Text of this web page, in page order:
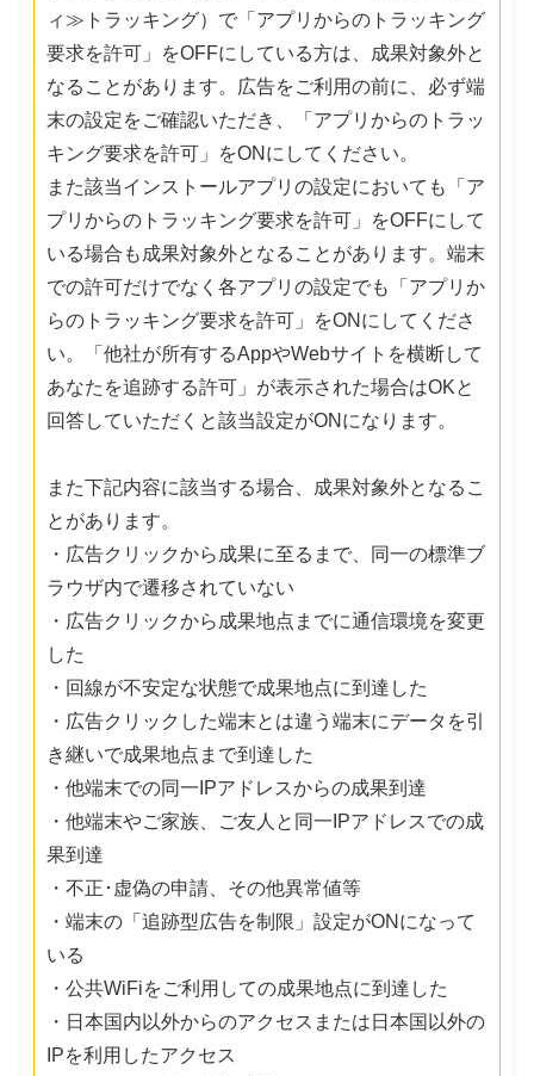
ィ≫トラッキング）で「アプリからのトラッキング
要求を許可」をOFFにしている方は、成果対象外と
なることがあります。広告をご利用の前に、必ず端
末の設定をご確認いただき、「アプリからのトラッ
キング要求を許可」をONにしてください。
また該当インストールアプリの設定においても「ア
プリからのトラッキング要求を許可」をOFFにして
いる場合も成果対象外となることがあります。端末
での許可だけでなく各アプリの設定でも「アプリか
らのトラッキング要求を許可」をONにしてくださ
い。「他社が所有するAppやWebサイトを横断して
あなたを追跡する許可」が表示された場合はOKと
回答していただくと該当設定がONになります。
また下記内容に該当する場合、成果対象外となるこ
とがあります。
・広告クリックから成果に至るまで、同一の標準ブ
ラウザ内で遷移されていない
・広告クリックから成果地点までに通信環境を変更
した
・回線が不安定な状態で成果地点に到達した
・広告クリックした端末とは違う端末にデータを引
き継いで成果地点まで到達した
・他端末での同一IPアドレスからの成果到達
・他端末やご家族、ご友人と同一IPアドレスでの成
果到達
・不正･虚偽の申請、その他異常値等
・端末の「追跡型広告を制限」設定がONになって
いる
・公共WiFiをご利用しての成果地点に到達した
・日本国内以外からのアクセスまたは日本国以外の
IPを利用したアクセス